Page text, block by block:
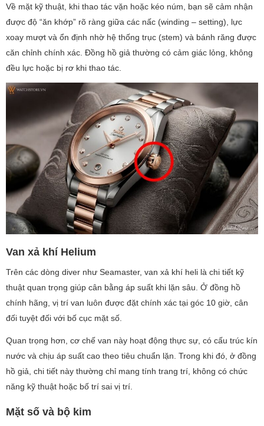
Về mặt kỹ thuật, khi thao tác vặn hoặc kéo núm, bạn sẽ cảm nhận
được độ “ăn khớp” rõ ràng giữa các nấc (winding – setting), lực
xoay mượt và ổn định nhờ hệ thống trục (stem) và bánh răng được
căn chỉnh chính xác. Đồng hồ giả thường có cảm giác lỏng, không
đều lực hoặc bị rơ khi thao tác.
Van xả khí Helium
Trên các dòng diver như Seamaster, van xả khí heli là chi tiết kỹ
thuật quan trọng giúp cân bằng áp suất khi lặn sâu. Ở đồng hồ
chính hãng, vị trí van luôn được đặt chính xác tại góc 10 giờ, cân
đối tuyệt đối với bố cục mặt số.
Quan trọng hơn, cơ chế van này hoạt động thực sự, có cấu trúc kín
nước và chịu áp suất cao theo tiêu chuẩn lặn. Trong khi đó, ở đồng
hồ giả, chi tiết này thường chỉ mang tính trang trí, không có chức
năng kỹ thuật hoặc bố trí sai vị trí.
Mặt số và bộ kim